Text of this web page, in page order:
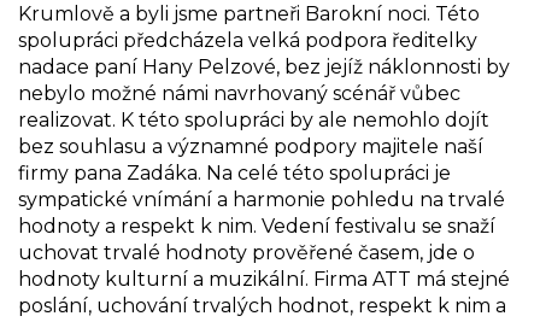
Krumlově a byli jsme partneři Barokní noci. Této
spolupráci předcházela velká podpora ředitelky
nadace paní Hany Pelzové, bez jejíž náklonnosti by
nebylo možné námi navrhovaný scénář vůbec
realizovat. K této spolupráci by ale nemohlo dojít
bez souhlasu a významné podpory majitele naší
firmy pana Zadáka. Na celé této spolupráci je
sympatické vnímání a harmonie pohledu na trvalé
hodnoty a respekt k nim. Vedení festivalu se snaží
uchovat trvalé hodnoty prověřené časem, jde o
hodnoty kulturní a muzikální. Firma ATT má stejné
poslání, uchování trvalých hodnot, respekt k nim a